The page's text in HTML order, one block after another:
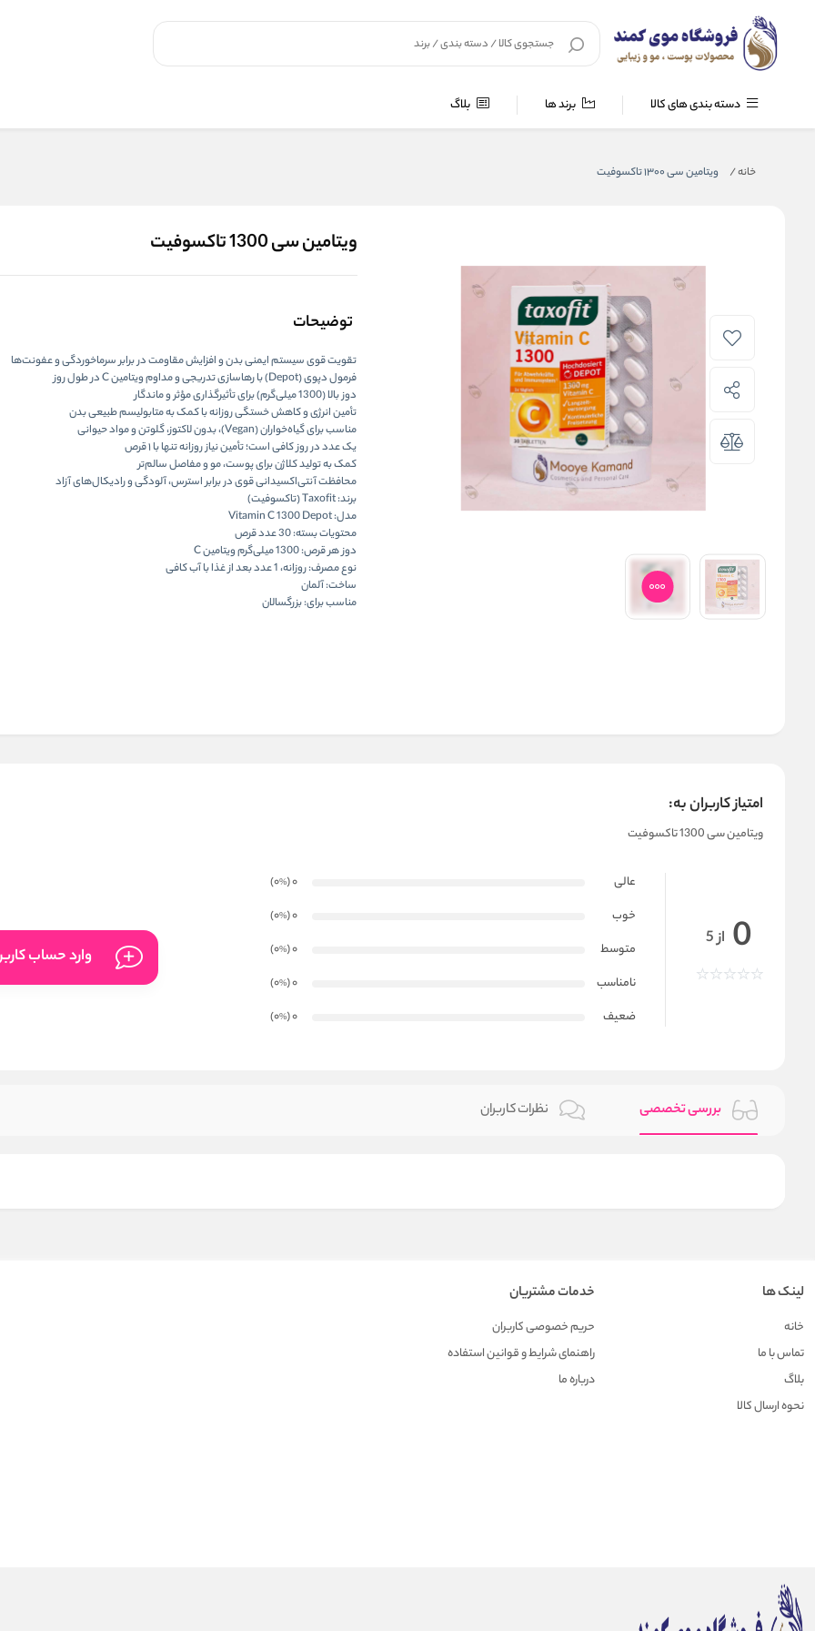
دسته بندی های کالا برند ها بلاگ
خانه/ ویتامین سی 1300 تاکسوفیت
ویتامین سی 1300 تاکسوفیت
توضیحات
تقویت قوی سیستم ایمنی بدنو افزایش مقاومت در برابر سرماخوردگی و عفونت‌ها
فرمول دپوی (Depot)
بارهاسازی تدریجی و مداوم ویتامین C در طول روز
دوز بالا (1300 میلی‌گرم)
برای تأثیرگذاری مؤثر و ماندگار
تأمین انرژی و کاهش خستگی روزانهبا کمک به متابولیسم طبیعی بدن
مناسب برای گیاه‌خواران (Vegan)
، بدون لاکتوز، گلوتن و مواد حیوانی
یک عدد در روز کافی است؛ تأمین نیاز روزانه تنها با ۱ قرص
کمک بهتولید کلاژنبرای پوست، مو و مفاصل سالم‌تر
محافظت آنتی‌اکسیدانی قویدر برابر استرس، آلودگی و رادیکال‌های آزاد
برند:Taxofit (تاکسوفیت)
مدل:Vitamin C 1300 Depot
محتویات بسته:30 عدد قرص
دوز هر قرص:1300 میلی‌گرم ویتامین C
نوع مصرف:روزانه، 1 عدد بعد از غذا با آب کافی
ساخت:آلمان
مناسب برای:بزرگسالان
امتیاز کاربران به:
ویتامین سی 1300 تاکسوفیت
0 از 5
عالی 0
(0
%
)
خوب
0
(0
%
)
متوسط
0
(0
%
)
نامناسب
0
(0
%
)
ضعیف
0
(0
%
)
وارد حساب
بررسی تخصصی نظرات کاربران
لینک ها
خانه
تماس با ما
بلاگ
نحوه ارسال کالا
خدمات مشتریان
حریم خصوصی کاربران
راهنمای شرایط و قوانین استفاده
درباره ما